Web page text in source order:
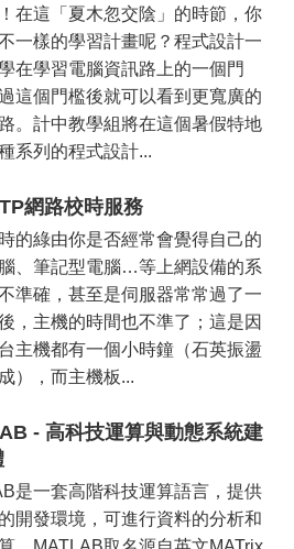
在這「夏木忽交陰」的時節，你
一樣的學習計畫呢？程式設計一
在學習電腦資訊路上的一個門
這個門檻後就可以看到更寬廣的
。計中教學組將在這個暑假特地
系列的程式設計...
網路校時服務
的綠由你是否經常會覺得自己的
、筆記型電腦…等上網設備的系
準確，甚至是伺服器常常過了一
，主機的時間也不準了；這是因
主機都有一個小時鐘（石英振盪
），而主機板...
- 高科技運算與動態系統建
是一套高階科技運算語言，提供
開發環境，可進行資料的分析和